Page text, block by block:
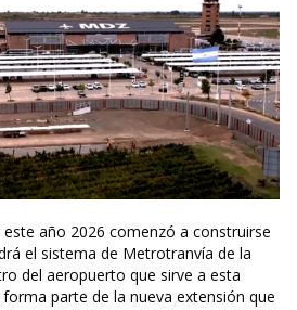
año 2026 comenzó a construirse
el sistema de Metrotranvía de la
del aeropuerto que sirve a esta
parte de la nueva extensión que